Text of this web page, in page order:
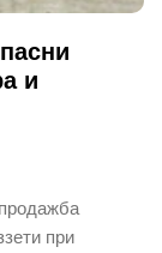
и
при